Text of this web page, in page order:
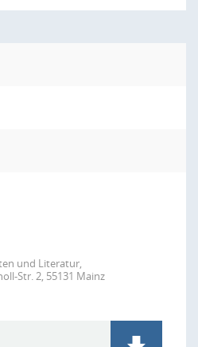
und Literatur,
Str. 2, 55131 Mainz